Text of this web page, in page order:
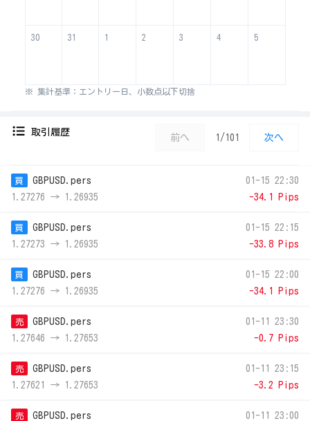
30 31 1 2 3 4 5
※ 集計基準：エントリー日、小数点以下切捨
取引履歴
前へ 1/101 次へ
買
GBPUSD.pers
1.27276 → 1.26935
01-15 22:30
-34.1 Pips
買
GBPUSD.pers
1.27273 → 1.26935
01-15 22:15
-33.8 Pips
買
GBPUSD.pers
1.27276 → 1.26935
01-15 22:00
-34.1 Pips
売
GBPUSD.pers
1.27646 → 1.27653
01-11 23:30
-0.7 Pips
売
GBPUSD.pers
1.27621 → 1.27653
01-11 23:15
-3.2 Pips
売
GBPUSD.pers
01-11 23:00